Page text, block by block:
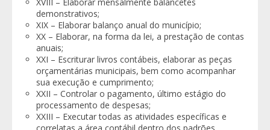
demonstrativos;
XIX – Elaborar balanço anual do município;
XX – Elaborar, na forma da lei, a prestação de contas
anuais;
XXI – Escriturar livros contábeis, elaborar as peças
orçamentárias municipais, bem como acompanhar
sua execução e cumprimento;
XXII – Controlar o pagamento, último estágio do
processamento de despesas;
XXIII – Executar todas as atividades específicas e